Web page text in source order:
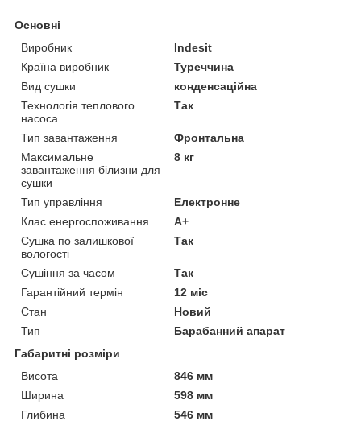
Основні
Виробник
Indesit
Країна виробник
Туреччина
Вид сушки
конденсаційна
Технологія теплового
насоса
Так
Тип завантаження
Фронтальна
Максимальне
завантаження білизни для
сушки
8 кг
Тип управління
Електронне
Клас енергоспоживання
A+
Сушка по залишкової
вологості
Так
Сушіння за часом
Так
Гарантійний термін
12 міс
Стан
Новий
Тип
Барабанний апарат
Габаритні розміри
Висота
846 мм
Ширина
598 мм
Глибина
546 мм